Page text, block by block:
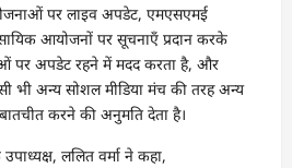
पर लाइव अपडेट, एमएसएमई
आयोजनों पर सूचनाएँ प्रदान करके
पर अपडेट रहने में मदद करता है, और
भी अन्य सोशल मीडिया मंच की तरह अन्य
करने की अनुमति देता है।
ललित वर्मा ने कहा,